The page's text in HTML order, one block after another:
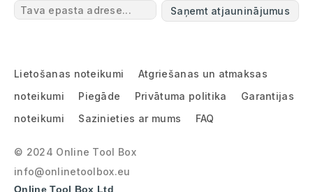
Saņemt atjauninājumus
Lietošanas noteikumi
Atgriešanas un atmaksas
noteikumi
Piegāde Privātuma politika
Garantijas
noteikumi
Sazinieties ar mums FAQ
© 2024 Online Tool Box
info@onlinetoolbox.eu
Online Tool Box Ltd